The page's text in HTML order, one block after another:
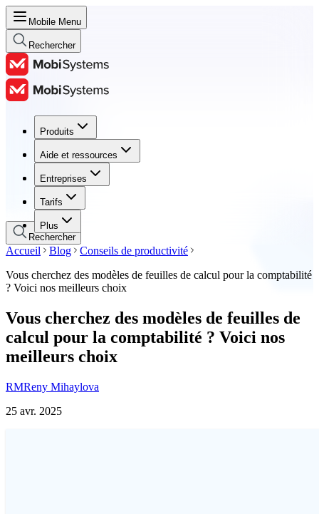
Mobile Menu
Rechercher
Produits
Aide et ressources
Entreprises
Tarifs
Plus
Produits
Aide et ressources
Entreprises
Tarifs
Rechercher
Accueil Blog
Conseils de productivité
Vous cherchez des modèles de feuilles de calcul pour la comptabilité
? Voici nos meilleurs choix
Vous cherchez des modèles de feuilles de
calcul pour la comptabilité ? Voici nos
meilleurs choix
RMReny Mihaylova
25 avr. 2025